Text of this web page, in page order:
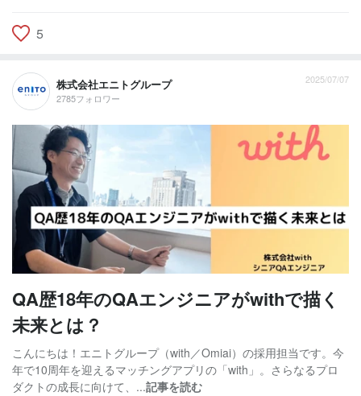
5
株式会社エニトグループ
2785フォロワー
2025/07/07
QA歴18年のQAエンジニアがwithで描く
未来とは？
こんにちは！エニトグループ（with／Omiai）の採用担当です。今
年で10周年を迎えるマッチングアプリの「with」。さらなるプロ
ダクトの成長に向けて、...記事を読む